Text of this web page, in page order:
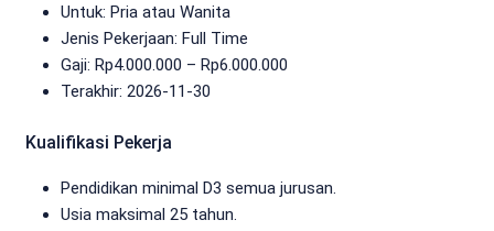
Untuk: Pria atau Wanita
Jenis Pekerjaan: Full Time
Gaji: Rp4.000.000 – Rp6.000.000
Terakhir: 2026-11-30
Kualifikasi Pekerja
Pendidikan minimal D3 semua jurusan.
Usia maksimal 25 tahun.